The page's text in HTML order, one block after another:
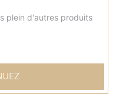
plein d'autres produits